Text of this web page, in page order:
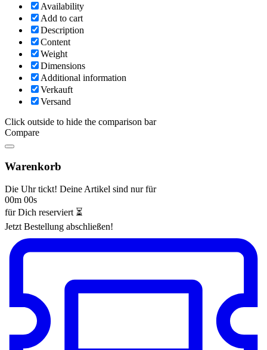
Availability
Add to cart
Description
Content
Weight
Dimensions
Additional information
Verkauft
Versand
Click outside to hide the comparison bar
Compare
Warenkorb
Die Uhr tickt! Deine Artikel sind nur für
00m 00s
für Dich reserviert ⏳
Jetzt Bestellung abschließen!